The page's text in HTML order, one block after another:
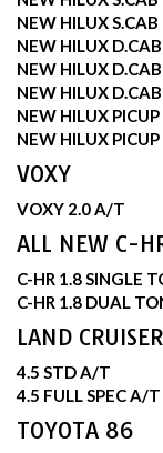
NEW HILUX
NEW HILUX
NEW HILUX
NEW HILUX
NEW HILUX
NEW HILUX
VOXY
VOXY 2.0 A/T
ALL NEW C-
C-HR 1.8 SINGLE
C-HR 1.8 DUAL
LAND CRUISER
4.5 STD A/T
4.5 FULL SPEC A/T
TOYOTA 86